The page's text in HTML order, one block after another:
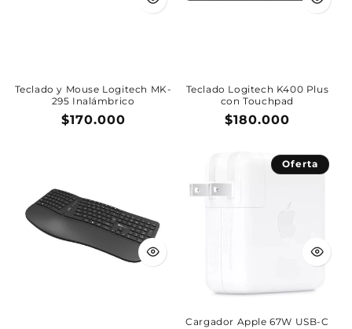
Teclado y Mouse Logitech MK-
295 Inalámbrico
Precio
$170.000
Teclado Logitech K400 Plus
con Touchpad
Precio
$180.000
Oferta
Cargador Apple 67W USB-C